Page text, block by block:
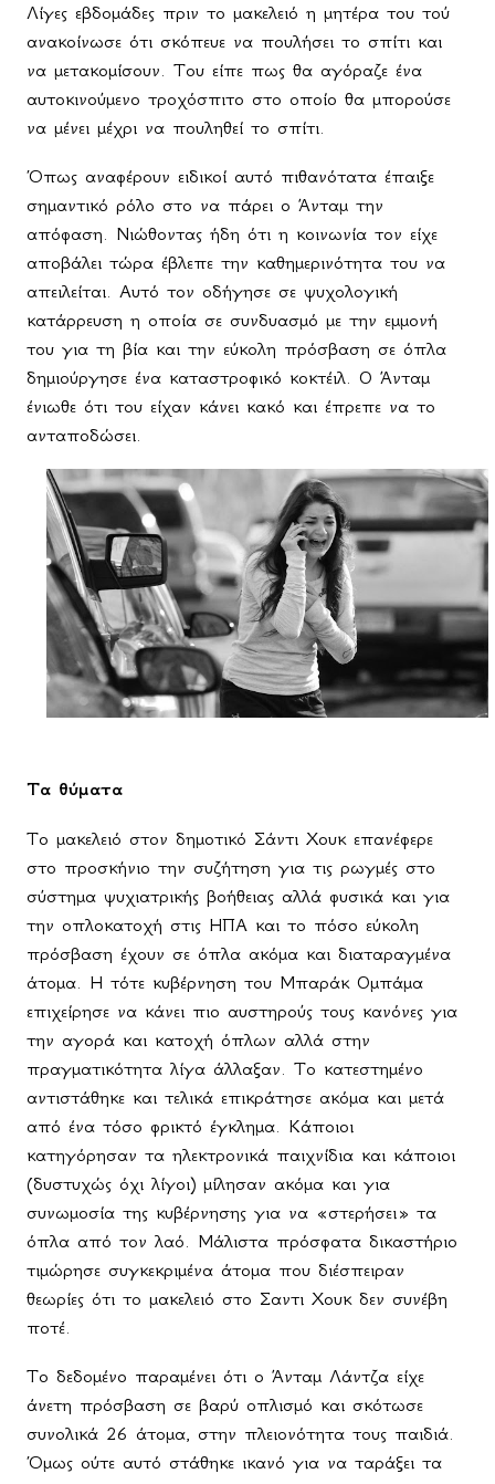
Λίγες εβδομάδες πριν το μακελειό η μητέρα του τού
ανακοίνωσε ότι σκόπευε να πουλήσει το σπίτι και
να μετακομίσουν. Του είπε πως θα αγόραζε ένα
αυτοκινούμενο τροχόσπιτο στο οποίο θα μπορούσε
να μένει μέχρι να πουληθεί το σπίτι.
Όπως αναφέρουν ειδικοί αυτό πιθανότατα έπαιξε
σημαντικό ρόλο στο να πάρει ο Άνταμ την
απόφαση. Νιώθοντας ήδη ότι η κοινωνία τον είχε
αποβάλει τώρα έβλεπε την καθημερινότητα του να
απειλείται. Αυτό τον οδήγησε σε ψυχολογική
κατάρρευση η οποία σε συνδυασμό με την εμμονή
του για τη βία και την εύκολη πρόσβαση σε όπλα
δημιούργησε ένα καταστροφικό κοκτέιλ. Ο Άνταμ
ένιωθε ότι του είχαν κάνει κακό και έπρεπε να το
ανταποδώσει.
Τα θύματα
Το μακελειό στον δημοτικό Σάντι Χουκ επανέφερε
στο προσκήνιο την συζήτηση για τις ρωγμές στο
σύστημα ψυχιατρικής βοήθειας αλλά φυσικά και για
την οπλοκατοχή στις ΗΠΑ και το πόσο εύκολη
πρόσβαση έχουν σε όπλα ακόμα και διαταραγμένα
άτομα. Η τότε κυβέρνηση του Μπαράκ Ομπάμα
επιχείρησε να κάνει πιο αυστηρούς τους κανόνες για
την αγορά και κατοχή όπλων αλλά στην
πραγματικότητα λίγα άλλαξαν. Το κατεστημένο
αντιστάθηκε και τελικά επικράτησε ακόμα και μετά
από ένα τόσο φρικτό έγκλημα. Κάποιοι
κατηγόρησαν τα ηλεκτρονικά παιχνίδια και κάποιοι
(δυστυχώς όχι λίγοι) μίλησαν ακόμα και για
συνωμοσία της κυβέρνησης για να «στερήσει» τα
όπλα από τον λαό. Μάλιστα πρόσφατα δικαστήριο
τιμώρησε συγκεκριμένα άτομα που διέσπειραν
θεωρίες ότι το μακελειό στο Σαντι Χουκ δεν συνέβη
ποτέ.
Το δεδομένο παραμένει ότι ο Άνταμ Λάντζα είχε
άνετη πρόσβαση σε βαρύ οπλισμό και σκότωσε
συνολικά 26 άτομα, στην πλειονότητα τους παιδιά.
Όμως ούτε αυτό στάθηκε ικανό για να ταράξει τα